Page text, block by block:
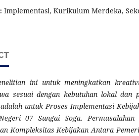
Implementasi, Kurikulum Merdeka,
ini untuk meningkatkan
sesuai dengan kebutuhan lokal dan
untuk Proses Implementasi
07 Sungai Soga.
Kompleksitas Kebijakan Antara